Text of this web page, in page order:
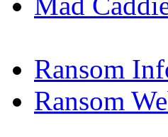
Ransom
Ransom